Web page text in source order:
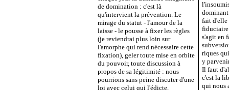
de domination : c'est là
qu'intervient la prévention. Le
mirage du statut - l'amour de la
laisse - le pousse à fixer les règles
(je reviendrai plus loin sur
l'amorphe qui rend nécessaire cette
fixation), geler toute mise en orbite
du pouvoir, toute discussion à
propos de sa légitimité : nous
pourrions sans peine discuter d'une
loi avec celui qui l'édicte,
dominant
fait d'elle
s'agit en
riques
y
Il faut
c'est la
qui nous